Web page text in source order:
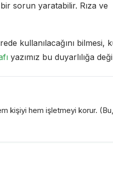
sorun yaratabilir. Rıza ve
kullanılacağını bilmesi,
yazımız bu duyarlılığa
kişiyi hem işletmeyi korur.